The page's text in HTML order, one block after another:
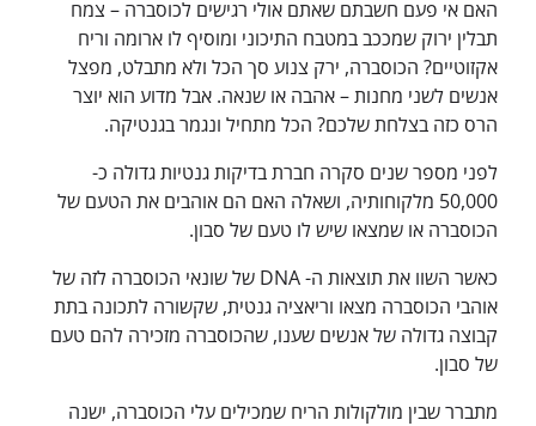
האם אי פעם חשבתם שאתם אולי רגישים לכוסברה – צמח
תבלין ירוק שמככב במטבח התיכוני ומוסיף לו ארומה וריח
אקזוטיים? הכוסברה, ירק צנוע סך הכל ולא מתבלט, מפצל
אנשים לשני מחנות – אהבה או שנאה. אבל מדוע הוא יוצר
הרס כזה בצלחת שלכם? הכל מתחיל ונגמר בגנטיקה.
לפני מספר שנים סקרה חברת בדיקות גנטיות גדולה כ-
50,000 מלקוחותיה, ושאלה האם הם אוהבים את הטעם של
הכוסברה או שמצאו שיש לו טעם של סבון.
כאשר השוו את תוצאות ה- DNA של שונאי הכוסברה לזה של
אוהבי הכוסברה מצאו וריאציה גנטית, שקשורה לתכונה בתת
קבוצה גדולה של אנשים שענו, שהכוסברה מזכירה להם טעם
של סבון.
מתברר שבין מולקולות הריח שמכילים עלי הכוסברה, ישנה